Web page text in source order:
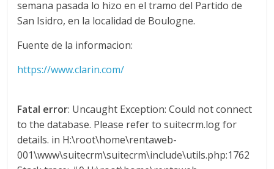
e
E
q
u
semana pasada lo hizo en el tramo del Partido de
San Isidro, en la localidad de Boulogne.
Fuente de la informacion:
https://www.clarin.com/
Fatal error: Uncaught Exception: Could not connect
to the database. Please refer to suitecrm.log for
details. in H:\root\home\rentaweb-
001\www\suitecrm\suitecrm\include\utils.php:1762